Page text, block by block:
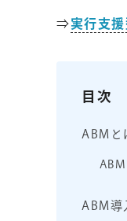
⇒実行支
目次
ABMと
ABM導